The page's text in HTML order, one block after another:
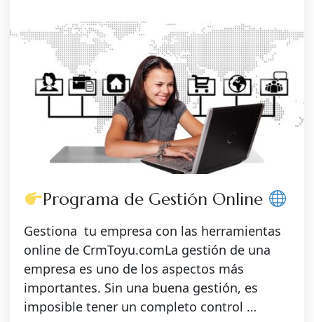
Programa de Gestión Online
Gestiona tu empresa con las herramientas
online de CrmToyu.comLa gestión de una
empresa es uno de los aspectos más
importantes. Sin una buena gestión, es
imposible tener un completo control …